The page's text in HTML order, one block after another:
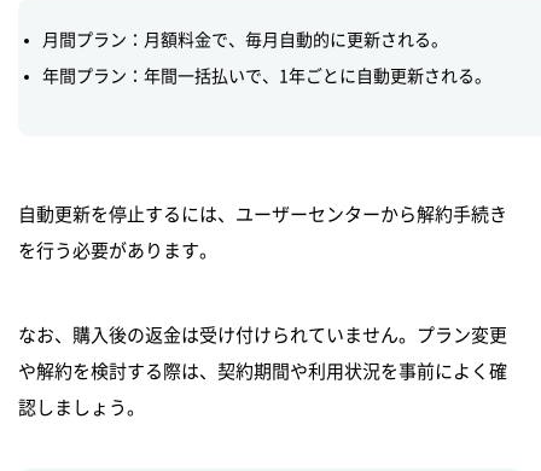
月間プラン：月額料金で、毎月自動的に更新される。
年間プラン：​年間一括払いで、1年ごとに自動更新される。
自動更新を停止するには、ユーザーセンターから解約手続き
を行う必要があります。
なお、購入後の返金は受け付けられていません。プラン変更
や解約を検討する際は、契約期間や利用状況を事前によく確
認しましょう。